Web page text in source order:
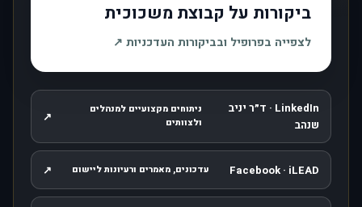
ביקורות על קבוצת משכוכית
לצפייה בפרופיל ובביקורות העדכניות ↗
LinkedIn · ד״ר יניב
שנהב
ניתוחים מקצועיים למנהלים
ולצוותים
↗ , נפתח בחלון חדש
Facebook · iLEAD עדכונים, מאמרים ורעיונות ליישום ↗ , נפתח בחלון חדש